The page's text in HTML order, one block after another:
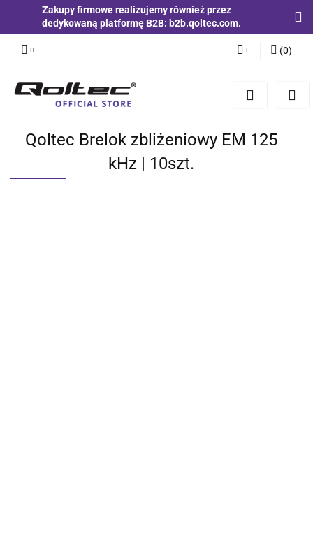
Zakupy firmowe realizujemy również przez
dedykowaną platformę B2B: b2b.qoltec.com.
Zaloguj się
Zgody cookies
(0)
Qoltec Brelok zbliżeniowy EM 125
kHz | 10szt.